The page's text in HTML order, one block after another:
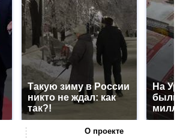
Такую зиму в России
никто не ждал: как
так?!
На
были
О проекте